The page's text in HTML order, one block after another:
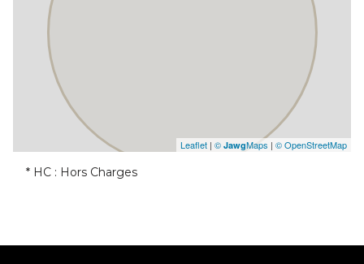
Leaflet | © JawgMaps | © OpenStreetMap
* HC : Hors Charges